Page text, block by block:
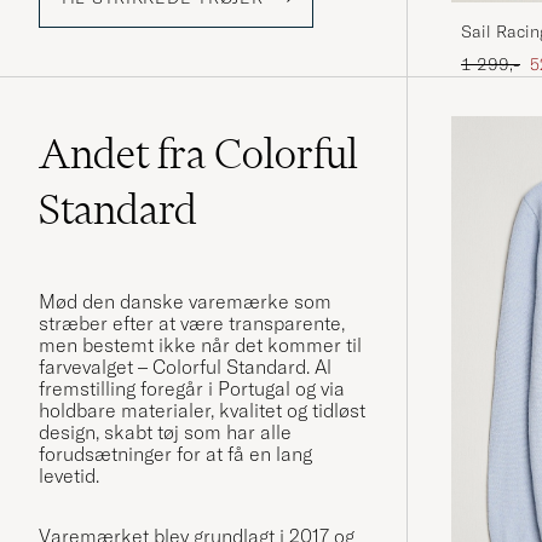
Sail
Ordinary
1 299,-
Andet fra Colorful
Standard
Mød den danske varemærke som
stræber efter at være transparente,
men bestemt ikke når det kommer til
farvevalget – Colorful Standard. Al
fremstilling foregår i Portugal og via
holdbare materialer, kvalitet og tidløst
design, skabt tøj som har alle
forudsætninger for at få en lang
levetid.
Varemærket blev grundlagt i 2017 og